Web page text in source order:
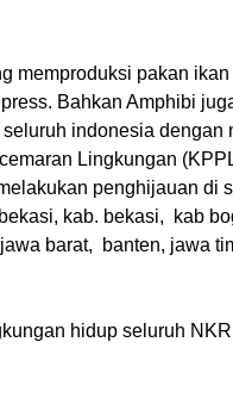
memproduksi pakan
Bahkan Amphibi
indonesia
Lingkungan
penghijauan di
kab. bekasi, kab
barat, banten, jawa
hidup seluruh